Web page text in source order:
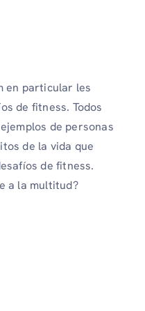
en particular les
de fitness. Todos
de personas
de la vida que
de fitness.
a la multitud?